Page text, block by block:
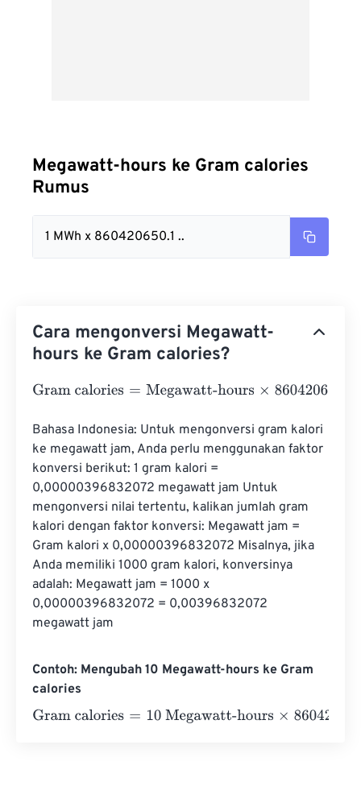
Megawatt-hours ke Gram calories
Rumus
1 MWh x 860420650.1 ..
Cara mengonversi Megawatt-
hours ke Gram calories?
Gram calories=Megawatt-hours×860420650.1
Bahasa Indonesia: Untuk mengonversi gram kalori
ke megawatt jam, Anda perlu menggunakan faktor
konversi berikut: 1 gram kalori =
0,00000396832072 megawatt jam Untuk
mengonversi nilai tertentu, kalikan jumlah gram
kalori dengan faktor konversi: Megawatt jam =
Gram kalori x 0,00000396832072 Misalnya, jika
Anda memiliki 1000 gram kalori, konversinya
adalah: Megawatt jam = 1000 x
0,00000396832072 = 0,00396832072
megawatt jam
Contoh: Mengubah 10 Megawatt-hours ke Gram
calories
Gram calories=10 Megawatt-hours×860420650.1=